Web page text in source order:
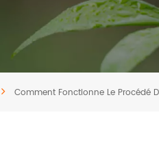
Comment Fonctionne Le Procédé